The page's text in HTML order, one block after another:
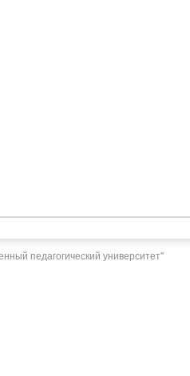
педагогический университет"